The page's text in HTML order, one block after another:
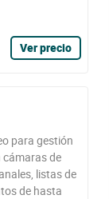
Ver precio
para gestión
de
listas de
de hasta